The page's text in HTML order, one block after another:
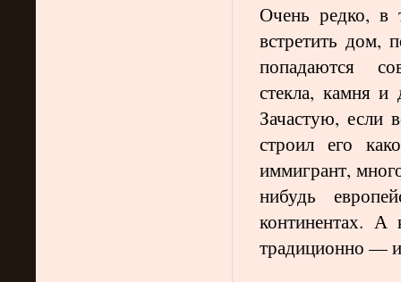
Очень редко, в
встретить дом,
попадаются
стекла, камня и
Зачастую, если
строил его
иммигрант,
нибудь
континентах. А
традиционно —